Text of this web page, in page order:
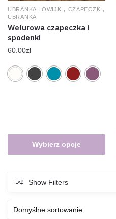
UBRANKA I OWIJKI , CZAPECZKI ,
UBRANKA
Welurowa czapeczka i
spodenki
60.00zł
Wybierz opcje
Show Filters